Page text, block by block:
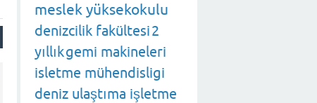
meslek yüksekokulu
denizcilik fakültesi2
yıllıkgemi makineleri
isletme mühendisligi
deniz ulaştıma işletme